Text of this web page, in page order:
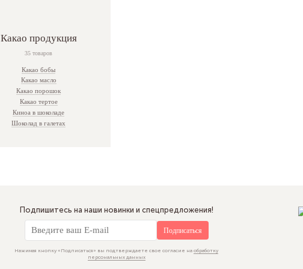
Какао продукция
35 товаров
Какао бобы
Какао масло
Какао порошок
Какао тертое
Киноа в шоколаде
Шоколад в галетах
Подпишитесь на наши новинки и спецпредложения!
Подписаться
Нажимая кнопку «Подписаться» вы подтверждаете свое согласие наобработку
персональных данных